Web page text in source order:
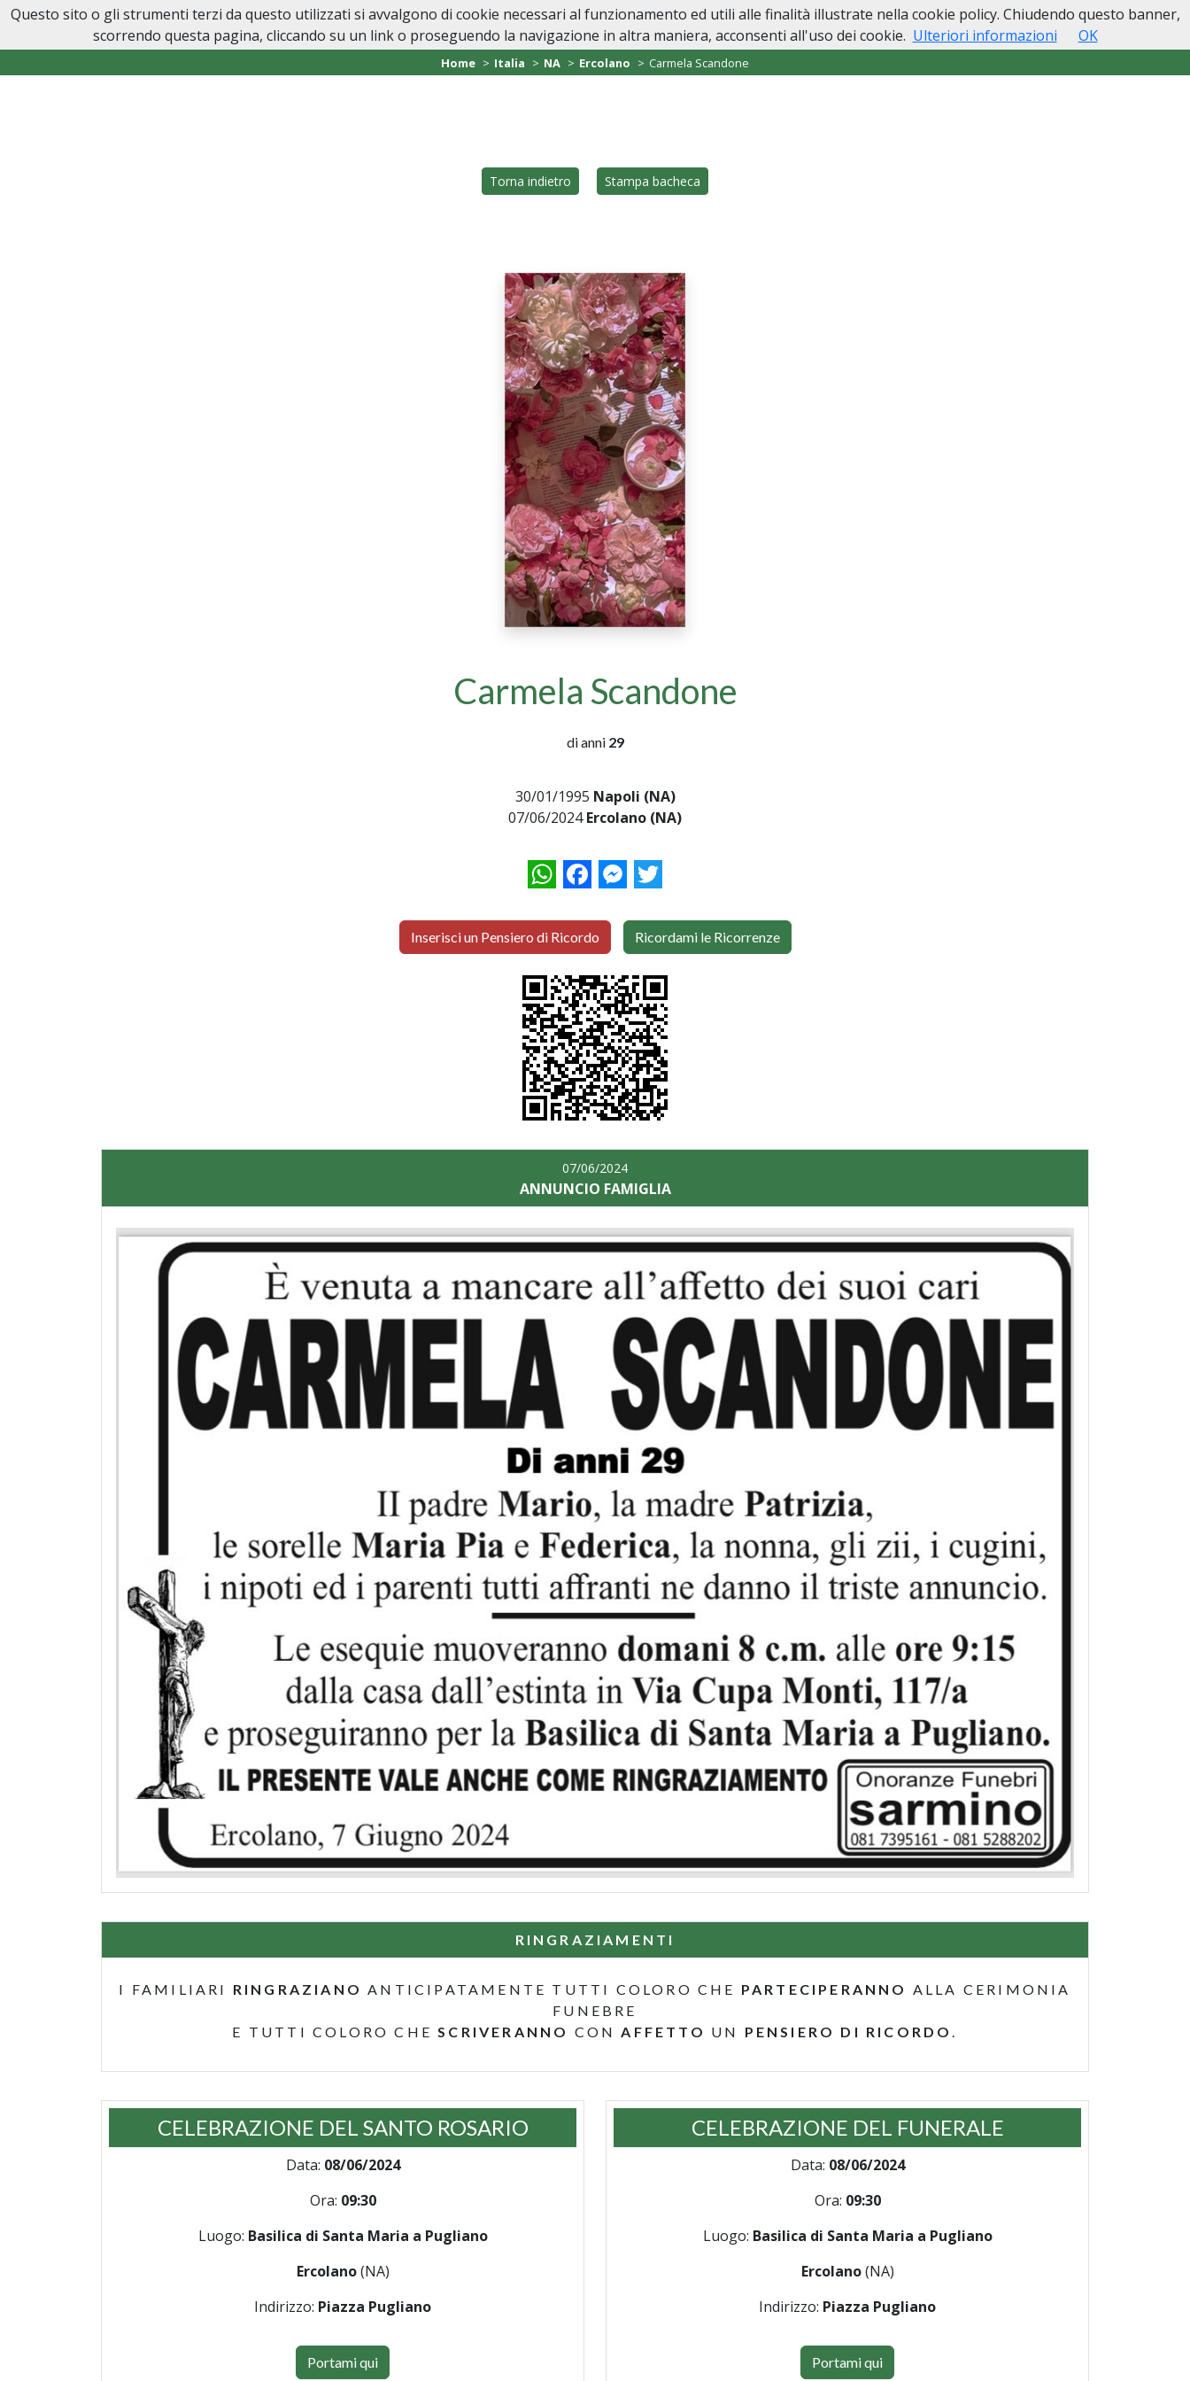
Onoranze Funebri Sarmino Home Casa Funeraria In Caso di Decesso Lutti Personaggi Pubblici Contatti
Home Italia NA Ercolano Carmela Scandone
Torna indietro Stampa bacheca
Carmela Scandone
di anni 29
30/01/1995 Napoli (NA)
07/06/2024Ercolano (NA)
WhatsAppFacebookMessenger
Twitter
Inserisci un Pensiero di Ricordo Ricordami le Ricorrenze
07/06/2024
ANNUNCIO FAMIGLIA
RINGRAZIAMENTI
I FAMILIARI RINGRAZIANO ANTICIPATAMENTE TUTTI COLORO CHE PARTECIPERANNO ALLA CERIMONIA
FUNEBRE
E TUTTI COLORO CHESCRIVERANNO CONAFFETTO UN PENSIERO DI RICORDO.
CELEBRAZIONE DEL SANTO ROSARIO
Data: 08/06/2024
Ora: 09:30
Luogo: Basilica di Santa Maria a Pugliano
Ercolano(NA)
Indirizzo: Piazza Pugliano
Portami qui
CELEBRAZIONE DEL FUNERALE
Data: 08/06/2024
Ora: 09:30
Luogo: Basilica di Santa Maria a Pugliano
Ercolano(NA)
Indirizzo: Piazza Pugliano
Portami qui
Questo sito o gli strumenti terzi da questo utilizzati si avvalgono di cookie necessari al funzionamento ed utili alle finalità illustrate nella cookie policy. Chiudendo questo banner,
scorrendo questa pagina, cliccando su un link o proseguendo la navigazione in altra maniera, acconsenti all'uso dei cookie. Ulteriori informazioni OK